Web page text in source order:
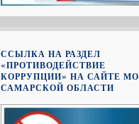
ССЫЛКА НА РАЗДЕЛ
«ПРОТИВОДЕЙСТВИЕ
КОРРУПЦИИ» НА САЙТЕ МО
САМАРСКОЙ ОБЛАСТИ